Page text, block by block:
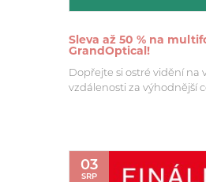
Sleva až 50 % na
GrandOptical!
Dopřejte si ostré vidění na
vzdálenosti za výhodnější
03
SRP